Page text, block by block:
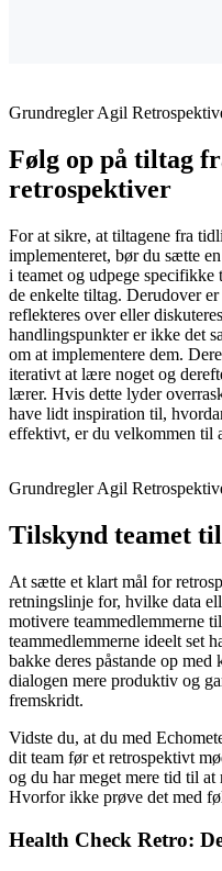
Grundregler Agil
Følg op på tiltag
retrospektiver
For at sikre, at tiltagene fra
implementeret, bør du sætte
i teamet og udpege specifikke
de enkelte tiltag. Derudover
reflekteres over eller
handlingspunkter er ikke det
om at implementere dem.
iterativt at lære noget og
lærer. Hvis dette lyder
have lidt inspiration til,
effektivt, er du velkommen til
Grundregler Agil
Tilskynd teamet
At sætte et klart mål for
retningslinje for, hvilke data
motivere teammedlemmerne
teammedlemmerne ideelt set
bakke deres påstande op
dialogen mere produktiv og
fremskridt.
Vidste du, at du med
dit team før et retrospektivt
og du har meget mere tid til at
Hvorfor ikke prøve det med
Health Check Retro: